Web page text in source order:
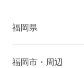
福岡県
福岡市・周辺